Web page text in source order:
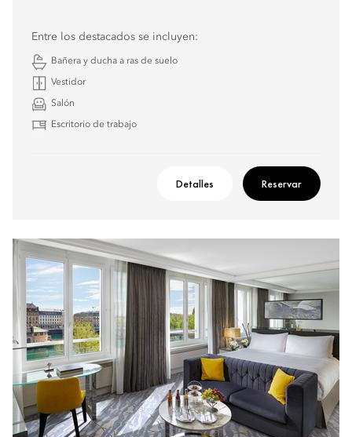
Entre los destacados se incluyen:
Bañera y ducha a ras de suelo
Vestidor
Salón
Escritorio de trabajo
Detalles Reservar